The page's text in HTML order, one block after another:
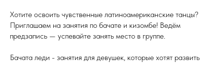
Хотите освоить чувственные латиноамериканские танцы?
Приглашаем на занятия по бачате и кизомбе! Ведём
предзапись — успевайте занять место в группе.
Бачата леди - занятия для девушек, которые хотят развить